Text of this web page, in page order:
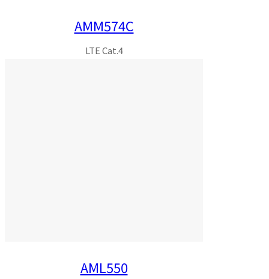
AMM574C
LTE Cat.4
AML550